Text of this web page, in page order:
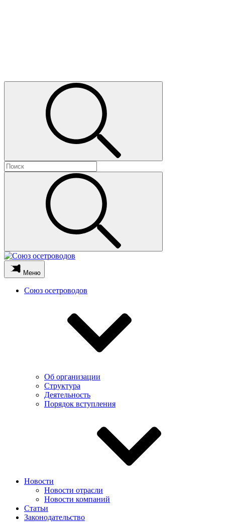
Меню
Союз осетроводов
Об организации
Структура
Деятельность
Порядок вступления
Новости
Новости отрасли
Новости компаний
Статьи
Законодательство